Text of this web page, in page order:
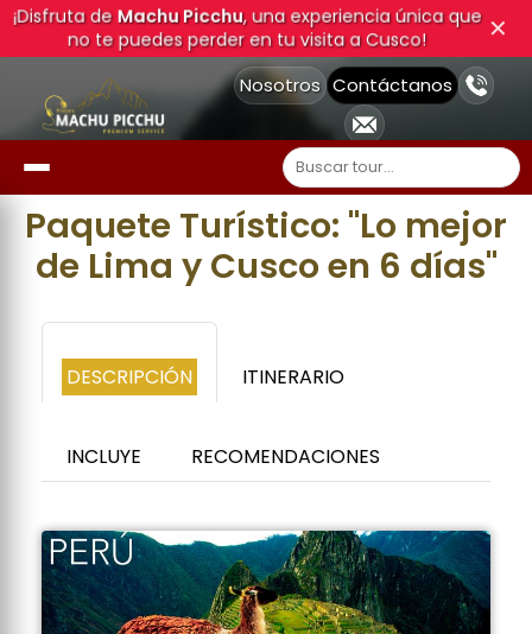
¡Disfruta deMachu Picchu, una experiencia única que
no te puedes perder en tu visita a Cusco! ✕
Contáctanos
Nosotros
Paquete Turístico: "Lo mejor
de Lima y Cusco en 6 días"
DESCRIPCIÓN ITINERARIO
INCLUYE RECOMENDACIONES